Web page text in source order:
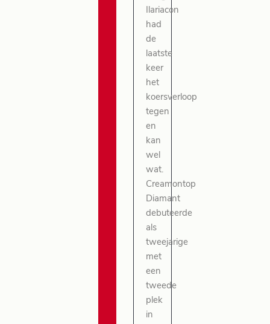
Ilariacon
had
de
laatste
keer
het
koersverloop
tegen
en
kan
wel
wat.
Creamontop
Diamant
debuteerde
als
tweejarige
met
een
tweede
plek
in